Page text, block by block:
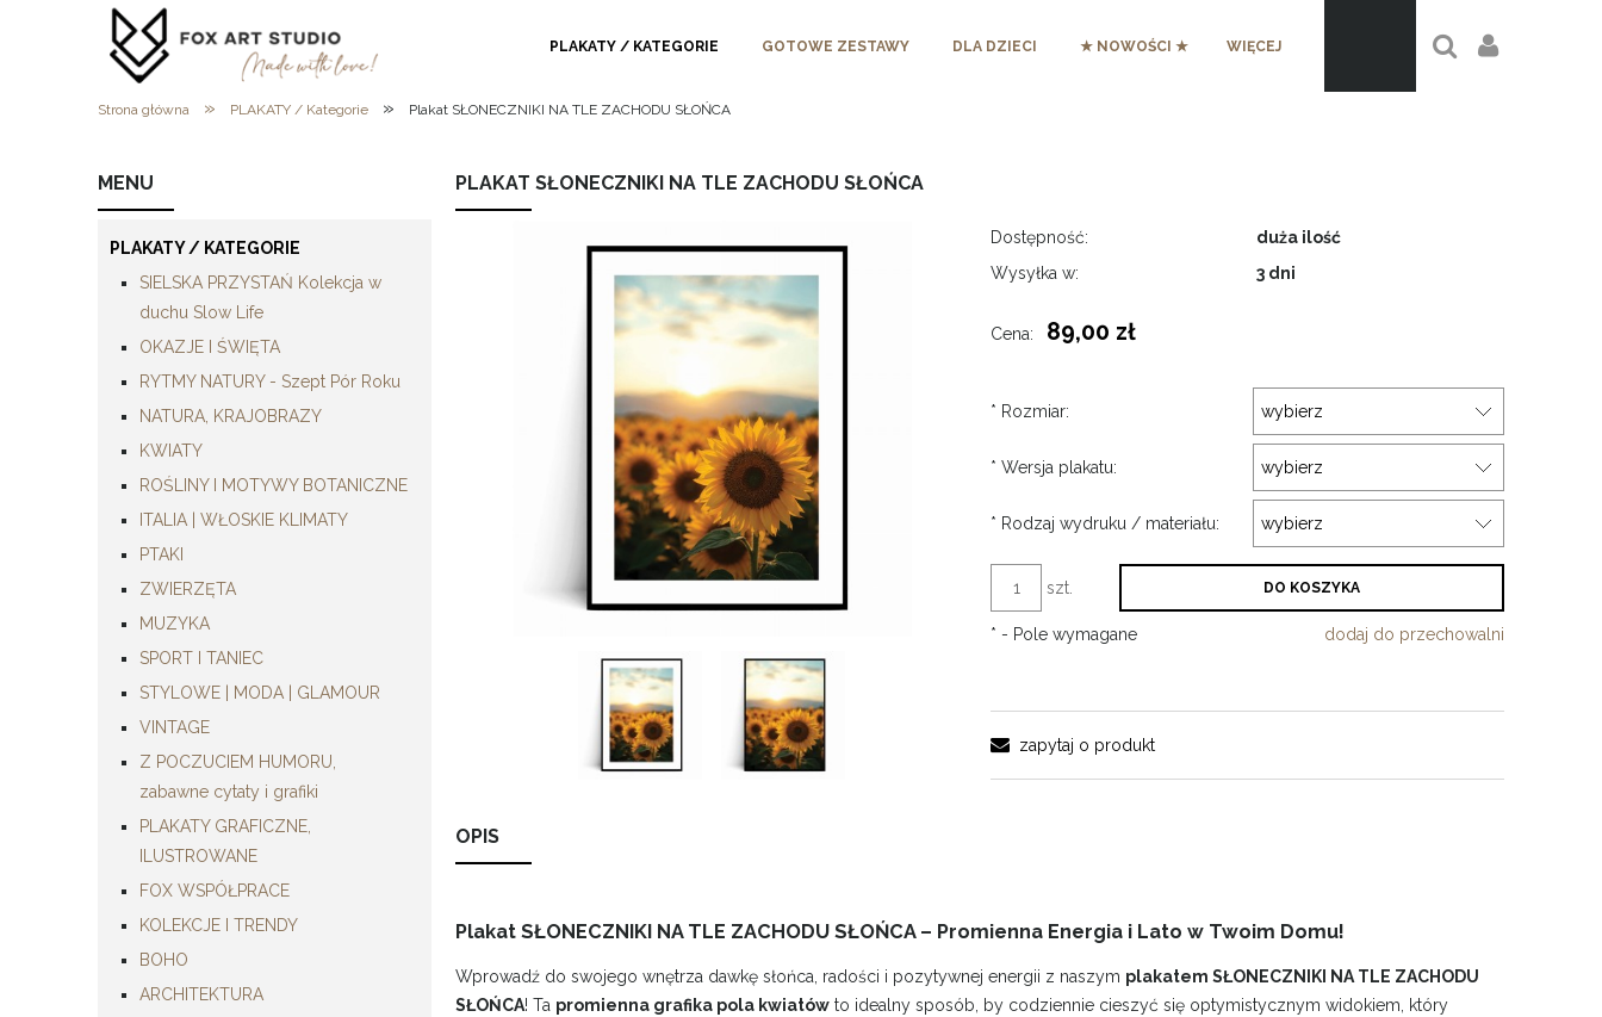
PLAKATY / KATEGORIE GOTOWE ZESTAWY DLA DZIECI ★ NOWOŚCI ★ WIĘCEJ
Strona główna » PLAKATY / Kategorie » Plakat SŁONECZNIKI NA TLE ZACHODU SŁOŃCA
MENU
PLAKATY / KATEGORIE
SIELSKA PRZYSTAŃ Kolekcja w
duchu Slow Life
OKAZJE I ŚWIĘTA
RYTMY NATURY - Szept Pór Roku
NATURA, KRAJOBRAZY
KWIATY
ROŚLINY I MOTYWY BOTANICZNE
ITALIA | WŁOSKIE KLIMATY
PTAKI
ZWIERZĘTA
MUZYKA
SPORT I TANIEC
STYLOWE | MODA | GLAMOUR
VINTAGE
Z POCZUCIEM HUMORU,
zabawne cytaty i grafiki
PLAKATY GRAFICZNE,
ILUSTROWANE
FOX WSPÓŁPRACE
KOLEKCJE I TRENDY
BOHO
ARCHITEKTURA
PLAKAT SŁONECZNIKI NA TLE ZACHODU SŁOŃCA
Dostępność:
duża ilość
Wysyłka w:
3 dni
Cena: 89,00 zł
* Rozmiar:
* Wersja plakatu:
* Rodzaj wydruku / materiału:
szt. DO KOSZYKA
dodaj do przechowalni
* - Pole wymagane
zapytaj o produkt
OPIS
Plakat SŁONECZNIKI NA TLE ZACHODU SŁOŃCA – Promienna Energia i Lato w Twoim Domu!
Wprowadź do swojego wnętrza dawkę słońca, radości i pozytywnej energii z naszym plakatem SŁONECZNIKI NA TLE ZACHODU
SŁOŃCA! Ta promienna grafika pola kwiatów to idealny sposób, by codziennie cieszyć się optymistycznym widokiem, który